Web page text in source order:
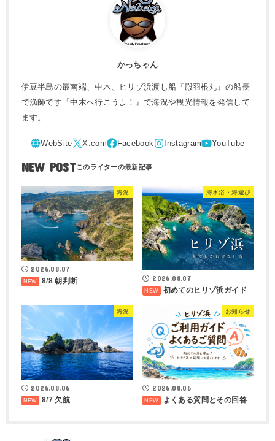
かっちゃん
伊豆半島の最南端、中木、ヒリゾ浜渡し船『殿羽根丸』の船長
で漁師です『中木へ行こうよ！』で海況や観光情報を発信して
ます。
NEW POST
海況
2026.08.07
8/8 朝判断
海水浴・海遊び
2026.08.07
初めてのヒリゾ浜ガイド
海況
2026.08.06
8/7 欠航
お知らせ
2026.08.06
よくある質問とその回答